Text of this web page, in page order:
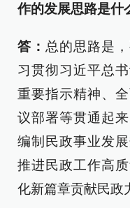
作的发展思路是什
答： 总的思路是
习贯彻习近平总
重要指示精神、
议部署等贯通起
编制民政事业发
推进民政工作高
化新篇章贡献民政